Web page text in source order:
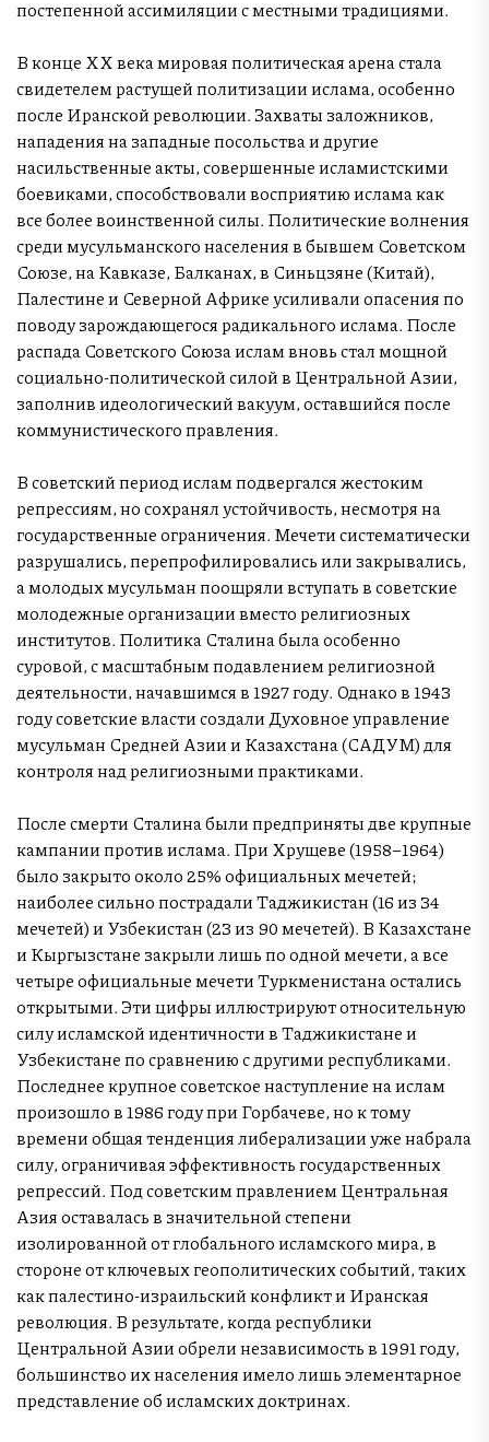
постепенной ассимиляции с местными традициями.
В конце XX века мировая политическая арена стала
свидетелем растущей политизации ислама, особенно
после Иранской революции. Захваты заложников,
нападения на западные посольства и другие
насильственные акты, совершенные исламистскими
боевиками, способствовали восприятию ислама как
все более воинственной силы. Политические волнения
среди мусульманского населения в бывшем Советском
Союзе, на Кавказе, Балканах, в Синьцзяне (Китай),
Палестине и Северной Африке усиливали опасения по
поводу зарождающегося радикального ислама. После
распада Советского Союза ислам вновь стал мощной
социально-политической силой в Центральной Азии,
заполнив идеологический вакуум, оставшийся после
коммунистического правления.
В советский период ислам подвергался жестоким
репрессиям, но сохранял устойчивость, несмотря на
государственные ограничения. Мечети систематически
разрушались, перепрофилировались или закрывались,
а молодых мусульман поощряли вступать в советские
молодежные организации вместо религиозных
институтов. Политика Сталина была особенно
суровой, с масштабным подавлением религиозной
деятельности, начавшимся в 1927 году. Однако в 1943
году советские власти создали Духовное управление
мусульман Средней Азии и Казахстана (САДУМ) для
контроля над религиозными практиками.
После смерти Сталина были предприняты две крупные
кампании против ислама. При Хрущеве (1958–1964)
было закрыто около 25% официальных мечетей;
наиболее сильно пострадали Таджикистан (16 из 34
мечетей) и Узбекистан (23 из 90 мечетей). В Казахстане
и Кыргызстане закрыли лишь по одной мечети, а все
четыре официальные мечети Туркменистана остались
открытыми. Эти цифры иллюстрируют относительную
силу исламской идентичности в Таджикистане и
Узбекистане по сравнению с другими республиками.
Последнее крупное советское наступление на ислам
произошло в 1986 году при Горбачеве, но к тому
времени общая тенденция либерализации уже набрала
силу, ограничивая эффективность государственных
репрессий. Под советским правлением Центральная
Азия оставалась в значительной степени
изолированной от глобального исламского мира, в
стороне от ключевых геополитических событий, таких
как палестино-израильский конфликт и Иранская
революция. В результате, когда республики
Центральной Азии обрели независимость в 1991 году,
большинство их населения имело лишь элементарное
представление об исламских доктринах.